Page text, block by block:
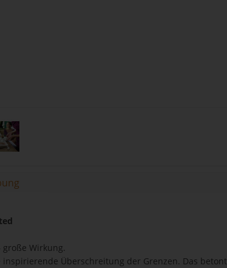
große Wirkung.
inspirierende Überschreitung der Grenzen. Das betont